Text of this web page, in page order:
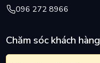
096 272 8966
Chăm sóc khách hàng